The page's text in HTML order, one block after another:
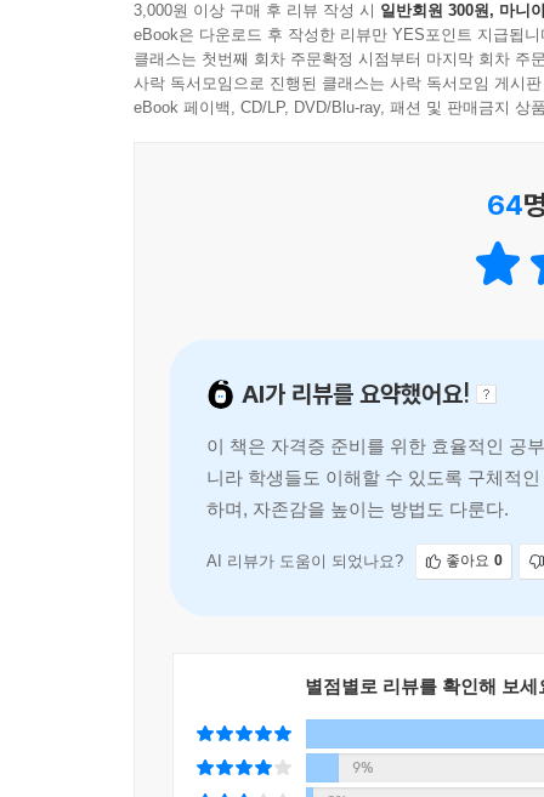
‘공부법 필살기’라고 할 수 있다. 공부법 끝판왕
“공부 속도를 미친 듯이 올리는
진짜 공부법은 따로 있다.”
고등학교 2학년, 마음을 다잡고 종일 공부해도
부딪히게 된다. 아무리 많은 시간을 투자해 공
시간을 정해두고 집중력이 떨어질 때마다 공부하
부분을 파악한 뒤 보충하는 ‘타이핑 공부법’, 외
심어두어 통째로 외울 수 있는 ‘얼음 공부법’ 등
진짜 공부법』은 그동안 영상에서는 보여줄
들 때마다 이 책은 분명히 시원한 해법이 되어줄 것
이 책은 총 4부로 구성되어 있다. 1부에서는 공
머릿속에 넣고 정확하게 끄집어낼 수 있는지 적
3,000원 이상 구매 후 리뷰 작성 시 일반회원 300원, 마니
eBook은 다운로드 후 작성한 리뷰만 YES포인트 지급됩니
클래스는 첫번째 회차 주문확정 시점부터 마지막 회차 주
사락 독서모임으로 진행된 클래스는 사락 독서모임 게시
eBook 페이백, CD/LP, DVD/Blu-ray, 패션 및 판매금지 상
64
AI가 리뷰를 요약했어요!
이 책은 자격증 준비를 위한 효율적인 공
니라 학생들도 이해할 수 있도록 구체적
하며, 자존감을 높이는 방법도 다룬다.
AI 리뷰가 도움이 되었나요? 좋아요 0
별점별로 리뷰를 확인해 보세
9%